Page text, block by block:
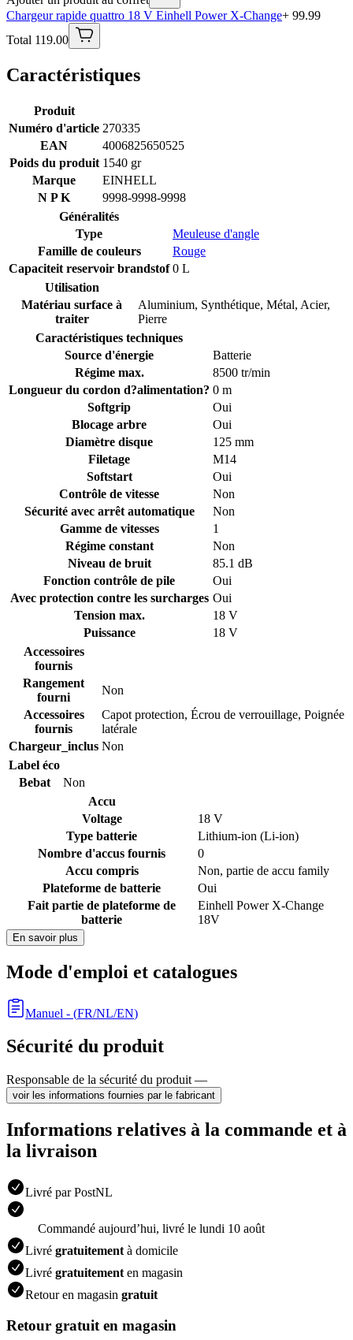
Chargeur rapide quattro 18 V Einhell Power X-Change+ 99.99
Total 119.00
Caractéristiques
Produit
Numéro d'article 270335
EAN
4006825650525
Poids du produit 1540 gr
Marque
EINHELL
N P K
9998-9998-9998
Généralités
Type
Meuleuse d'angle
Famille de couleurs
Rouge
Capaciteit reservoir brandstof 0 L
Utilisation
Matériau surface à
traiter
Aluminium, Synthétique, Métal, Acier,
Pierre
Caractéristiques techniques
Source d'énergie
Batterie
Régime max.
8500 tr/min
Longueur du cordon d?alimentation? 0 m
Softgrip
Oui
Blocage arbre
Oui
Diamètre disque
125 mm
Filetage
M14
Softstart
Oui
Contrôle de vitesse
Non
Sécurité avec arrêt automatique
Non
Gamme de vitesses
1
Régime constant
Non
Niveau de bruit
85.1 dB
Fonction contrôle de pile
Oui
Avec protection contre les surcharges Oui
Tension max.
18 V
Puissance
18 V
Accessoires
fournis
Rangement
fourni
Non
Accessoires
fournis
Capot protection, Écrou de verrouillage, Poignée
latérale
Chargeur_inclus Non
Label éco
Bebat
Non
Accu
Voltage
18 V
Type batterie
Lithium-ion (Li-ion)
Nombre d'accus fournis
0
Accu compris
Non, partie de accu family
Plateforme de batterie
Oui
Fait partie de plateforme de
batterie
Einhell Power X-Change
18V
En savoir plus
Mode d'emploi et catalogues
Manuel - (FR/NL/EN)
Sécurité du produit
Responsable de la sécurité du produit —
voir les informations fournies par le fabricant
Informations relatives à la commande et à
la livraison
Livré par PostNL
Commandé aujourdʼhui, livré le lundi 10 août
Livré gratuitement à domicile
Livré gratuitement en magasin
Retour en magasin gratuit
Retour gratuit en magasin